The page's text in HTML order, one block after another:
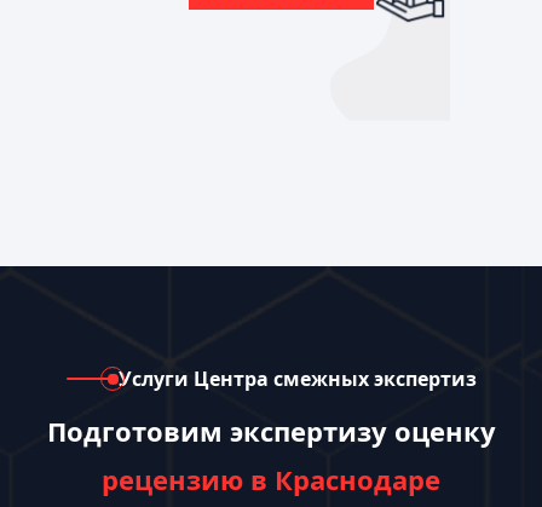
Услуги Центра смежных экспертиз
Подготовим экспертизу оценку
рецензию в Краснодаре